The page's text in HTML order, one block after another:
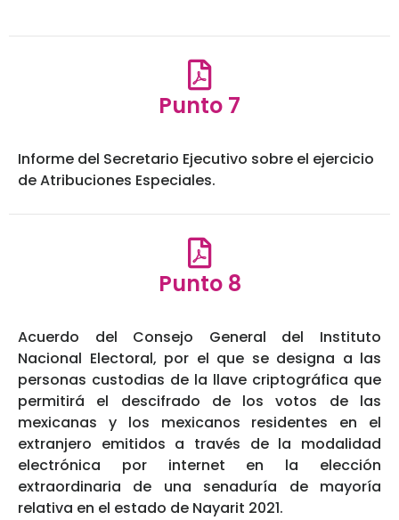
Punto 7
Informe del Secretario Ejecutivo sobre el ejercicio
de Atribuciones Especiales.
Punto 8
Acuerdo del Consejo General del Instituto
Nacional Electoral, por el que se designa a las
personas custodias de la llave criptográfica que
permitirá el descifrado de los votos de las
mexicanas y los mexicanos residentes en el
extranjero emitidos a través de la modalidad
electrónica por internet en la elección
extraordinaria de una senaduría de mayoría
relativa en el estado de Nayarit 2021.